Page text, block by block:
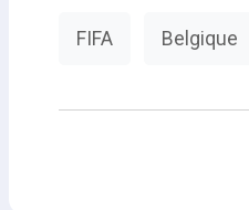
FIFA Belgique